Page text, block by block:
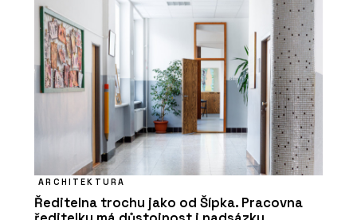
ARCHITEKTURA
Ředitelna trochu jako od Šípka. Pracovna